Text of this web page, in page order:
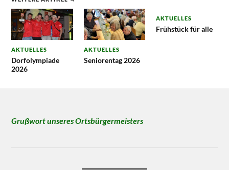
AKTUELLES
Dorfolympiade
2026
AKTUELLES
Seniorentag 2026
AKTUELLES
Frühstück für alle
Grußwort unseres Ortsbürgermeisters